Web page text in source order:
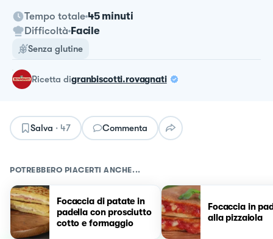
Tempo totale 45 minuti
Difficoltà Facile
Senza glutine
ricetta digranbiscotti.rovagnati
Salva · 47 Commenta
POTREBBERO PIACERTI ANCHE...
Focaccia di patate in
padella con prosciutto
cotto e formaggio
Focaccia in
alla pizzaiola